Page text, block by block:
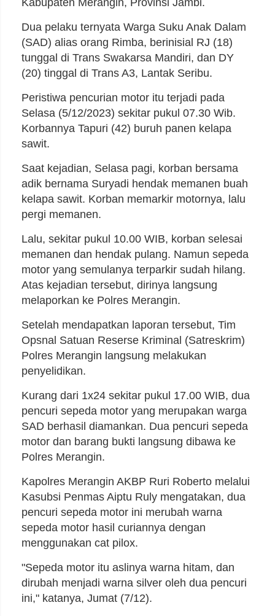
Dua pelaku ternyata Warga Suku Anak Dalam
(SAD) alias orang Rimba, berinisial RJ (18)
tunggal di Trans Swakarsa Mandiri, dan DY
(20) tinggal di Trans A3, Lantak Seribu.
Peristiwa pencurian motor itu terjadi pada
Selasa (5/12/2023) sekitar pukul 07.30 Wib.
Korbannya Tapuri (42) buruh panen kelapa
sawit.
Saat kejadian, Selasa pagi, korban bersama
adik bernama Suryadi hendak memanen buah
kelapa sawit. Korban memarkir motornya, lalu
pergi memanen.
Lalu, sekitar pukul 10.00 WIB, korban selesai
memanen dan hendak pulang. Namun sepeda
motor yang semulanya terparkir sudah hilang.
Atas kejadian tersebut, dirinya langsung
melaporkan ke Polres Merangin.
Setelah mendapatkan laporan tersebut, Tim
Opsnal Satuan Reserse Kriminal (Satreskrim)
Polres Merangin langsung melakukan
penyelidikan.
Kurang dari 1x24 sekitar pukul 17.00 WIB, dua
pencuri sepeda motor yang merupakan warga
SAD berhasil diamankan. Dua pencuri sepeda
motor dan barang bukti langsung dibawa ke
Polres Merangin.
Kapolres Merangin AKBP Ruri Roberto melalui
Kasubsi Penmas Aiptu Ruly mengatakan, dua
pencuri sepeda motor ini merubah warna
sepeda motor hasil curiannya dengan
menggunakan cat pilox.
"Sepeda motor itu aslinya warna hitam, dan
dirubah menjadi warna silver oleh dua pencuri
ini," katanya, Jumat (7/12).